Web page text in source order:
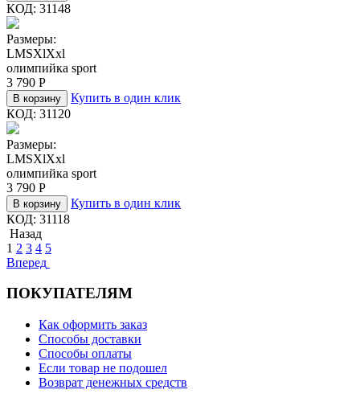
КОД: 31148
Размеры:
LMSXlXxl
олимпийка sport
3 790 Р
В корзину
Купить в один клик
КОД: 31120
Размеры:
LMSXlXxl
олимпийка sport
3 790 Р
В корзину
Купить в один клик
КОД: 31118
Назад
1 2 3 4 5
Вперед
ПОКУПАТЕЛЯМ
Как оформить заказ
Способы доставки
Способы оплаты
Если товар не подошел
Возврат денежных средств